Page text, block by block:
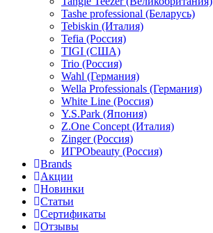
Tashe professional (Беларусь)
Tebiskin (Италия)
Tefia (Россия)
TIGI (США)
Trio (Россия)
Wahl (Германия)
Wella Professionals (Германия)
White Line (Россия)
Y.S.Park (Япония)
Z.One Concept (Италия)
Zinger (Россия)
ИГРОbeauty (Россия)
Brands
Акции
Новинки
Статьи
Сертификаты
Отзывы